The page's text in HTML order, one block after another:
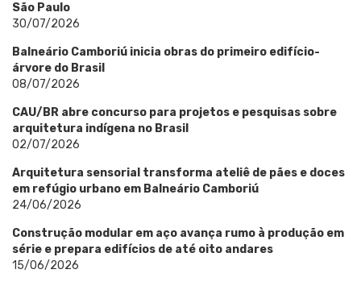
São Paulo
30/07/2026
Balneário Camboriú inicia obras do primeiro edifício-
árvore do Brasil
08/07/2026
CAU/BR abre concurso para projetos e pesquisas sobre
arquitetura indígena no Brasil
02/07/2026
Arquitetura sensorial transforma ateliê de pães e doces
em refúgio urbano em Balneário Camboriú
24/06/2026
Construção modular em aço avança rumo à produção em
série e prepara edifícios de até oito andares
15/06/2026